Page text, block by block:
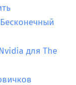
для The